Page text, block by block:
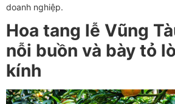
doanh nghiệp.
Hoa tang lễ Vũng
nỗi buồn và bày tỏ
kính